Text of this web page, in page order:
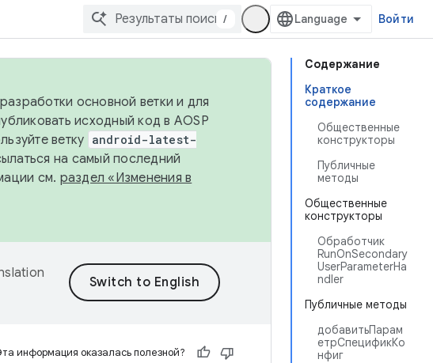
/ Войти
Содержание
Краткое
содержание
Общественные
конструкторы
Публичные
методы
Общественные
конструкторы
Обработчик
RunOnSecondary
UserParameterHa
ndler
Публичные методы
добавитьПарам
етрСпецификКо
нфиг
основной ветки и для
исходный код в AOSP
ветку android-latest-
на самый последний
см. раздел «Изменения в
информация оказалась полезной?